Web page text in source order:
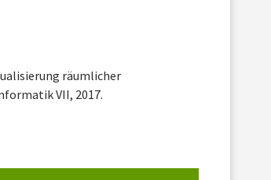
räumlicher
VII, 2017.